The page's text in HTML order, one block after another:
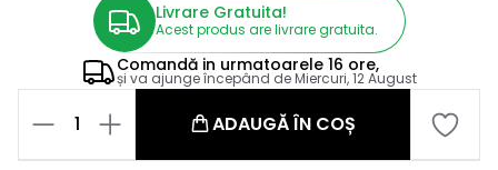
Livrare Gratuita!
Acest produs are livrare gratuita.
Comandă in urmatoarele 16 ore,
și va ajunge începând deMiercuri, 12 August
1 ADAUGĂ ÎN COȘ